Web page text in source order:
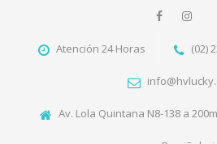
Atención 24 Horas (02)
Av. Lola Quintana N8-138 a